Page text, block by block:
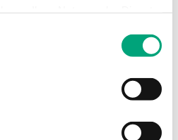
MTIS –
Flüssigkeitsgefüllte